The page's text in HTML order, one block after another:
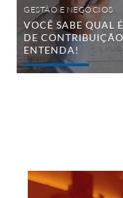
sua
empresa?
Entenda!
GESTÃO E NEGÓCIOS
VOCÊ SABE QUAL
DE
ENTENDA!